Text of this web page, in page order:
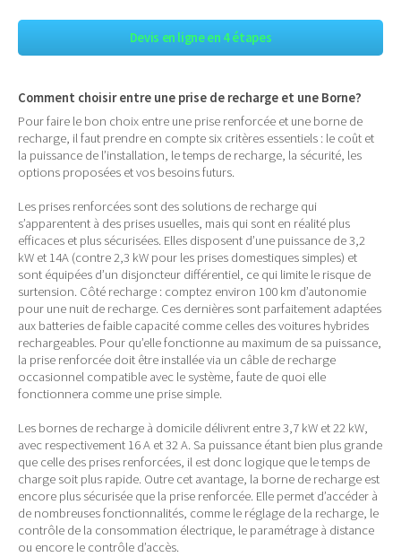
Devis en ligne en 4 étapes
Comment choisir entre une prise de recharge et une Borne?
Pour faire le bon choix entre une prise renforcée et une borne de
recharge, il faut prendre en compte six critères essentiels : le coût et
la puissance de l’installation, le temps de recharge, la sécurité, les
options proposées et vos besoins futurs.
Les prises renforcées sont des solutions de recharge qui
s’apparentent à des prises usuelles, mais qui sont en réalité plus
efficaces et plus sécurisées. Elles disposent d’une puissance de 3,2
kW et 14A (contre 2,3 kW pour les prises domestiques simples) et
sont équipées d’un disjoncteur différentiel, ce qui limite le risque de
surtension. Côté recharge : comptez environ 100 km d’autonomie
pour une nuit de recharge. Ces dernières sont parfaitement adaptées
aux batteries de faible capacité comme celles des voitures hybrides
rechargeables. Pour qu’elle fonctionne au maximum de sa puissance,
la prise renforcée doit être installée via un câble de recharge
occasionnel compatible avec le système, faute de quoi elle
fonctionnera comme une prise simple.
Les bornes de recharge à domicile délivrent entre 3,7 kW et 22 kW,
avec respectivement 16 A et 32 A. Sa puissance étant bien plus grande
que celle des prises renforcées, il est donc logique que le temps de
charge soit plus rapide. Outre cet avantage, la borne de recharge est
encore plus sécurisée que la prise renforcée. Elle permet d’accéder à
de nombreuses fonctionnalités, comme le réglage de la recharge, le
contrôle de la consommation électrique, le paramétrage à distance
ou encore le contrôle d’accès.